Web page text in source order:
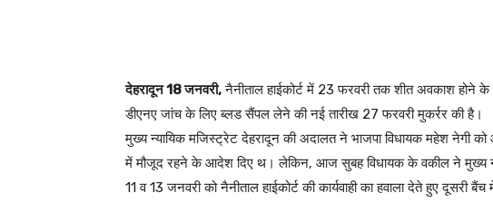
देहरादून 18 जनवरी,नैनीताल हाईकोर्ट में 23 फरवरी तक शीत अवकाश होने
डीएनए जांच के लिए ब्लड सैंपल लेने की नई तारीख 27 फरवरी मुकर्रर की है।
मुख्य न्यायिक मजिस्ट्रेट देहरादून की अदालत ने भाजपा विधायक महेश
में मौजूद रहने के आदेश दिए थ। लेकिन, आज सुबह विधायक के वकील ने मुख्य
11 व 13 जनवरी को नैनीताल हाईकोर्ट की कार्यवाही का हवाला देते हुए दूसरी